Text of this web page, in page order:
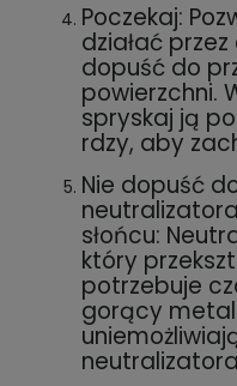
Poczekaj:
działać przez
dopuść do
powierzchni.
spryskaj ją
rdzy, aby
Nie dopuść
słońcu:
który
potrzebuje
gorący metal